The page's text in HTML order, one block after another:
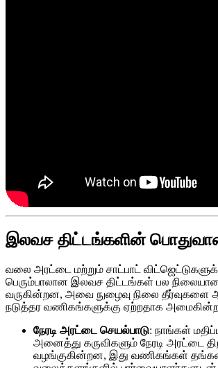
இலவச திட்டங்களின்
வலை அரட்டை மற்றும் சாட்பாட்
பெரும்பாலான இலவச திட்டங்கள் பல
வருகின்றன, அவை நுழைவு நிலை தீர்வுகளை
நடுத்தர வணிகங்களுக்கு ஏற்றதாக
நேரடி அரட்டை செயல்பாடு: நாங்கள்
அனைத்து கருவிகளும் நேரடி அரட்டை
வழங்குகின்றன, இது வணிகங்கள்